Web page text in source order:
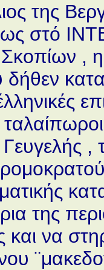
της
στό
,
,
της
και να